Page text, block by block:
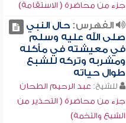
جزء من محاضرة ( الاستقامة)
الفهرس:حال النبي
صلى الله عليه وسلم
في معيشته في مأكله
ومشربه وتركه للشبع
طوال حياته
للشيخ: عبد الرحيم الطحان
جزء من محاضرة ( التحذير من
الشبع والتخمة)